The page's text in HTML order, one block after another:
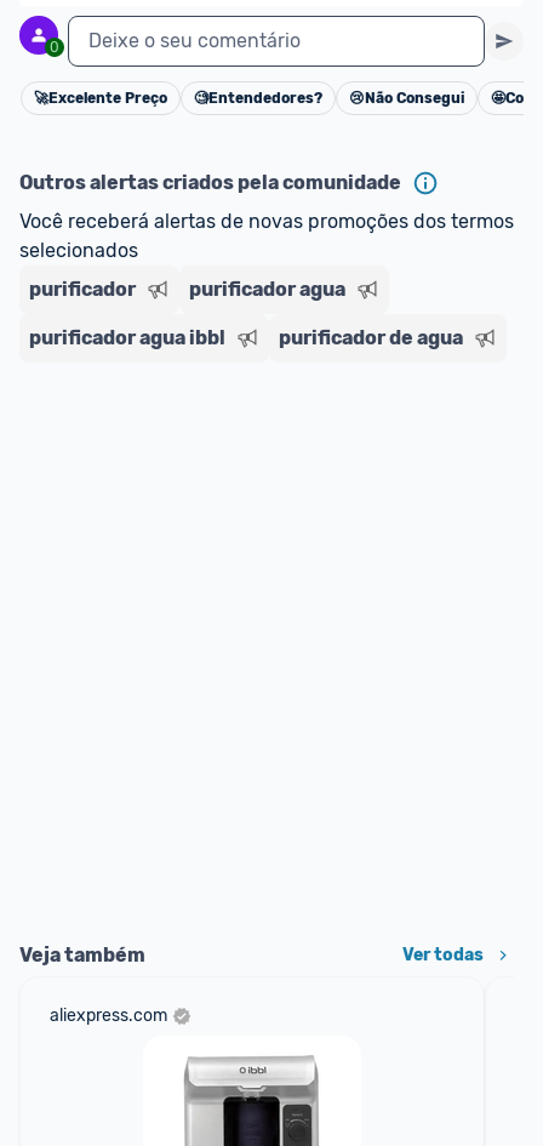
0 Deixe o seu comentário
Cancelar
🚀Excelente Preço 🧐Entendedores? 😢 Não Consegui 🤩
Outros alertas criados pela comunidade
Você receberá alertas de novas promoções dos termos
selecionados
purificador
purificador agua
purificador agua ibbl purificador de agua
Veja também Ver todas
aliexpress.com